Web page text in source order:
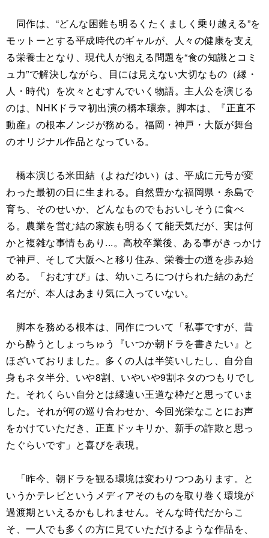
同作は、“どんな困難も明るくたくましく乗り越える”を
モットーとする平成時代のギャルが、人々の健康を支え
る栄養士となり、現代人が抱える問題を“食の知識とコミ
ュ力”で解決しながら、目には見えない大切なもの（縁・
人・時代）を次々とむすんでいく物語。主人公を演じる
のは、NHKドラマ初出演の橋本環奈。脚本は、『正直不
動産』の根本ノンジが務める。福岡・神戸・大阪が舞台
のオリジナル作品となっている。
橋本演じる米田結（よねだゆい）は、平成に元号が変
わった最初の日に生まれる。自然豊かな福岡県・糸島で
育ち、そのせいか、どんなものでもおいしそうに食べ
る。農業を営む結の家族も明るくて能天気だが、実は何
かと複雑な事情もあり...。高校卒業後、ある事がきっかけ
で神戸、そして大阪へと移り住み、栄養士の道を歩み始
める。「おむすび」は、幼いころにつけられた結のあだ
名だが、本人はあまり気に入っていない。
脚本を務める根本は、同作について「私事ですが、昔
から酔うとしょっちゅう『いつか朝ドラを書きたい』と
ほざいておりました。多くの人は半笑いしたし、自分自
身もネタ半分、いや8割、いやいや9割ネタのつもりでし
た。それくらい自分とは縁遠い王道な枠だと思っていま
した。それが何の巡り合わせか、今回光栄なことにお声
をかけていただき、正直ドッキリか、新手の詐欺と思っ
たぐらいです」と喜びを表現。
「昨今、朝ドラを観る環境は変わりつつあります。と
いうかテレビというメディアそのものを取り巻く環境が
過渡期といえるかもしれません。そんな時代だからこ
そ、一人でも多くの方に見ていただけるような作品を、